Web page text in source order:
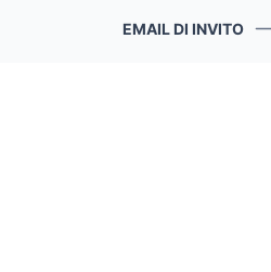
EMAIL DI INVITO